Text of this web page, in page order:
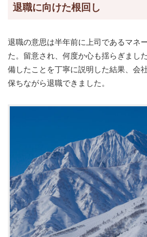
退職に向けた根回し
退職の意思は半年前に上司であるマネ
た。留意され、何度か心も揺らぎまし
備したことを丁寧に説明した結果、会
保ちながら退職できました。